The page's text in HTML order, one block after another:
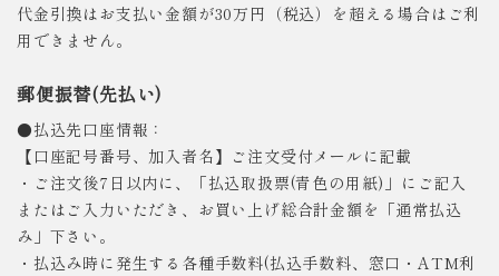
代金引換はお支払い金額が30万円（税込）を超える場合はご利
用できません。
郵便振替(先払い)
●払込先口座情報：
【口座記号番号、加入者名】ご注文受付メールに記載
・ご注文後7日以内に、「払込取扱票(青色の用紙)」にご記入
またはご入力いただき、お買い上げ総合計金額を「通常払込
み」下さい。
・払込み時に発生する各種手数料(払込手数料、窓口・ATM利